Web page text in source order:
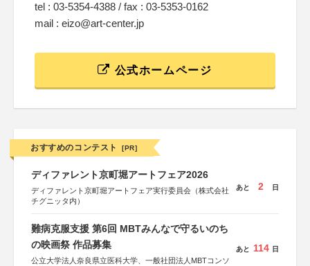
tel : 03-5354-4388 / fax : 03-5353-0162
mail : eizo@art-center.jp
公式ホームページ
おすすめのコンテスト [PR]
ディファレント京町堀アートフェア2026
ディファレント京町堀アートフェア実行委員会（株式会社
チグニッタ内）
あと 2 日
難病克服支援 第6回 MBTみんなで守るいのち
の映画祭 作品募集
公立大学法人奈良県立医科大学、一般社団法人MBTコンソ
あと 114 日